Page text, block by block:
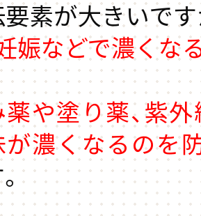
素が大きいです
娠などで濃くな
や塗り薬、紫外
濃くなるのを